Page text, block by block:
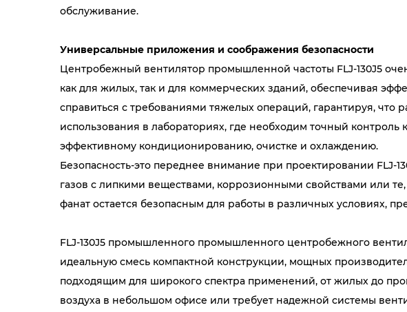
обслуживание.
Универсальные приложения и соображения безопасности
Центробежный вентилятор промышленной частоты FLJ-130J5
как для жилых, так и для коммерческих зданий, обеспечивая
справиться с требованиями тяжелых операций, гарантируя, что
использования в лабораториях, где необходим точный контроль
эффективному кондиционированию, очистке и охлаждению.
Безопасность-это переднее внимание при проектировании FLJ-
газов с липкими веществами, коррозионными свойствами или
фанат остается безопасным для работы в различных условиях,
FLJ-130J5 промышленного промышленного центробежного
идеальную смесь компактной конструкции, мощных
подходящим для широкого спектра применений, от жилых до
воздуха в небольшом офисе или требует надежной системы